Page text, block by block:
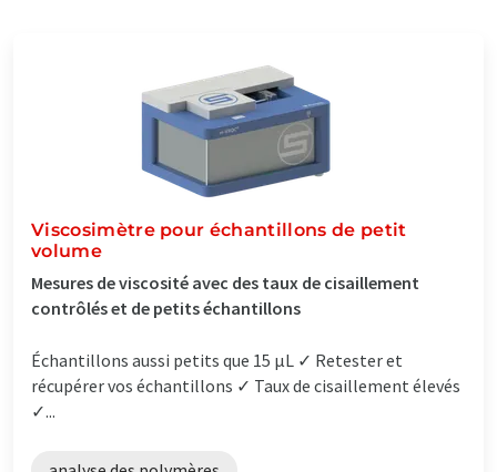
Viscosimètre pour échantillons de petit
volume
Mesures de viscosité avec des taux de cisaillement
contrôlés et de petits échantillons
Échantillons aussi petits que 15 µL ✓ Retester et
récupérer vos échantillons ✓ Taux de cisaillement élevés
✓...